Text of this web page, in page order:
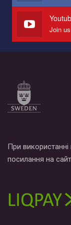
наш план по
СОГИ в Украине.
Все, что вам
по этой ссылке и
Join
При використанні
посилання на